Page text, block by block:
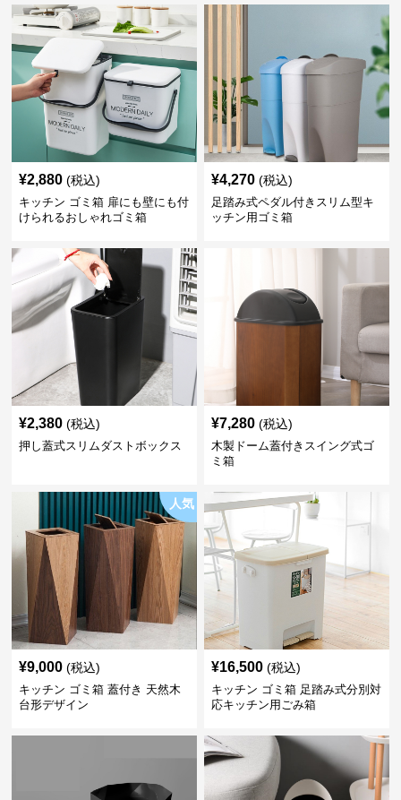
¥2,880 (税込)
キッチン ゴミ箱 扉にも壁にも付
けられるおしゃれゴミ箱
¥4,270 (税込)
足踏み式ペダル付きスリム型キ
ッチン用ゴミ箱
¥2,380 (税込)
押し蓋式スリムダストボックス
¥7,280 (税込)
木製ドーム蓋付きスイング式ゴ
ミ箱
人気
¥9,000 (税込)
キッチン ゴミ箱 蓋付き 天然木
台形デザイン
¥16,500 (税込)
キッチン ゴミ箱 足踏み式分別対
応キッチン用ごみ箱